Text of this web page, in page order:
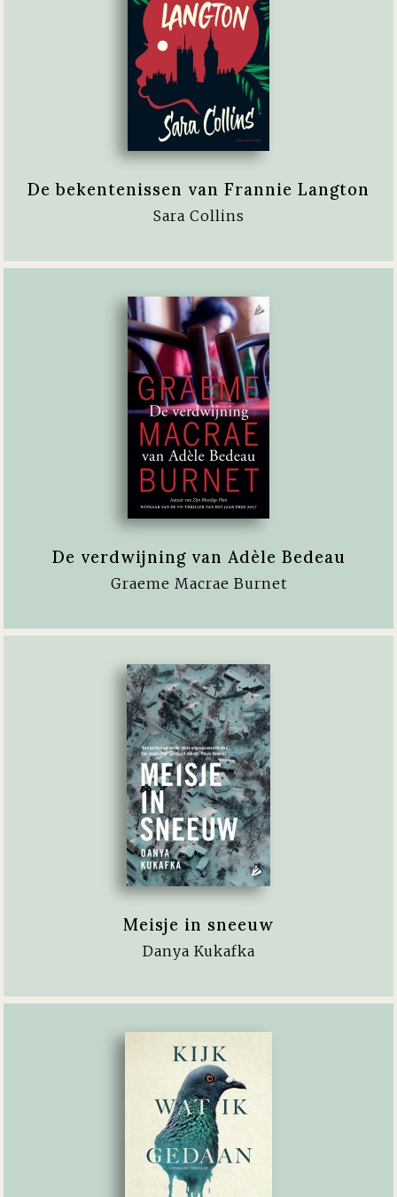
De bekentenissen van Frannie Langton
Sara Collins
De verdwijning van Adèle Bedeau
Graeme Macrae Burnet
Meisje in sneeuw
Danya Kukafka